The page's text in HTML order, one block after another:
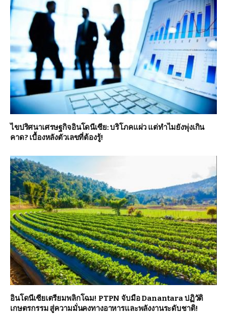
ไขปริศนาเศรษฐกิจอินโดนีเซีย: บริโภคแผ่ว แต่ทำไมยังพุ่งเกิน
คาด? เบื้องหลังตัวเลขที่ต้องรู้!
อินโดนีเซียเตรียมพลิกโฉม! PTPN จับมือ Danantara ปฏิวัติ
เกษตรกรรม สู่ความมั่นคงทางอาหารและพลังงานระดับชาติ!